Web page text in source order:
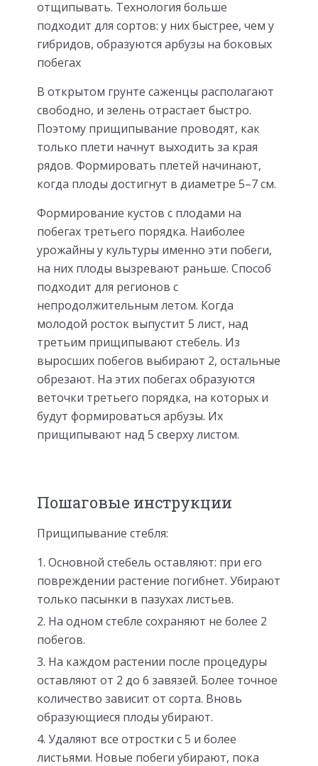
отщипывать. Технология больше
подходит для сортов: у них быстрее, чем у
гибридов, образуются арбузы на боковых
побегах
В открытом грунте саженцы располагают
свободно, и зелень отрастает быстро.
Поэтому прищипывание проводят, как
только плети начнут выходить за края
рядов. Формировать плетей начинают,
когда плоды достигнут в диаметре 5–7 см.
Формирование кустов с плодами на
побегах третьего порядка. Наиболее
урожайны у культуры именно эти побеги,
на них плоды вызревают раньше. Способ
подходит для регионов с
непродолжительным летом. Когда
молодой росток выпустит 5 лист, над
третьим прищипывают стебель. Из
выросших побегов выбирают 2, остальные
обрезают. На этих побегах образуются
веточки третьего порядка, на которых и
будут формироваться арбузы. Их
прищипывают над 5 сверху листом.
Пошаговые инструкции
Прищипывание стебля:
Основной стебель оставляют: при его
повреждении растение погибнет. Убирают
только пасынки в пазухах листьев.
На одном стебле сохраняют не более 2
побегов.
На каждом растении после процедуры
оставляют от 2 до 6 завязей. Более точное
количество зависит от сорта. Вновь
образующиеся плоды убирают.
Удаляют все отростки с 5 и более
листьями. Новые побеги убирают, пока